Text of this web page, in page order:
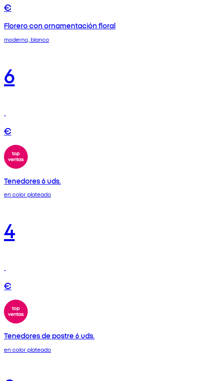
€
Florero con ornamentación floral
moderno, blanco
6
€
Tenedores 6 uds.
en color plateado
4
€
Tenedores de postre 6 uds.
en color plateado